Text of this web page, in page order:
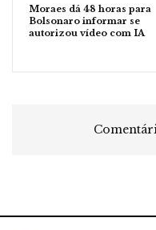
Moraes dá 48 horas para
Bolsonaro informar se
autorizou vídeo com IA